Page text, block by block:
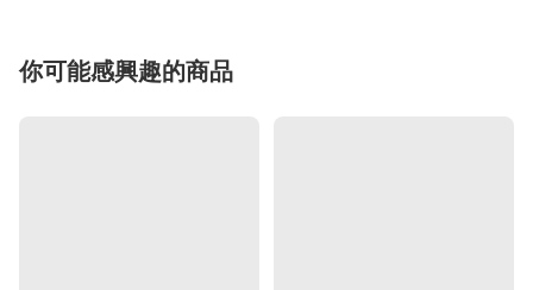
你可能感興趣的商品